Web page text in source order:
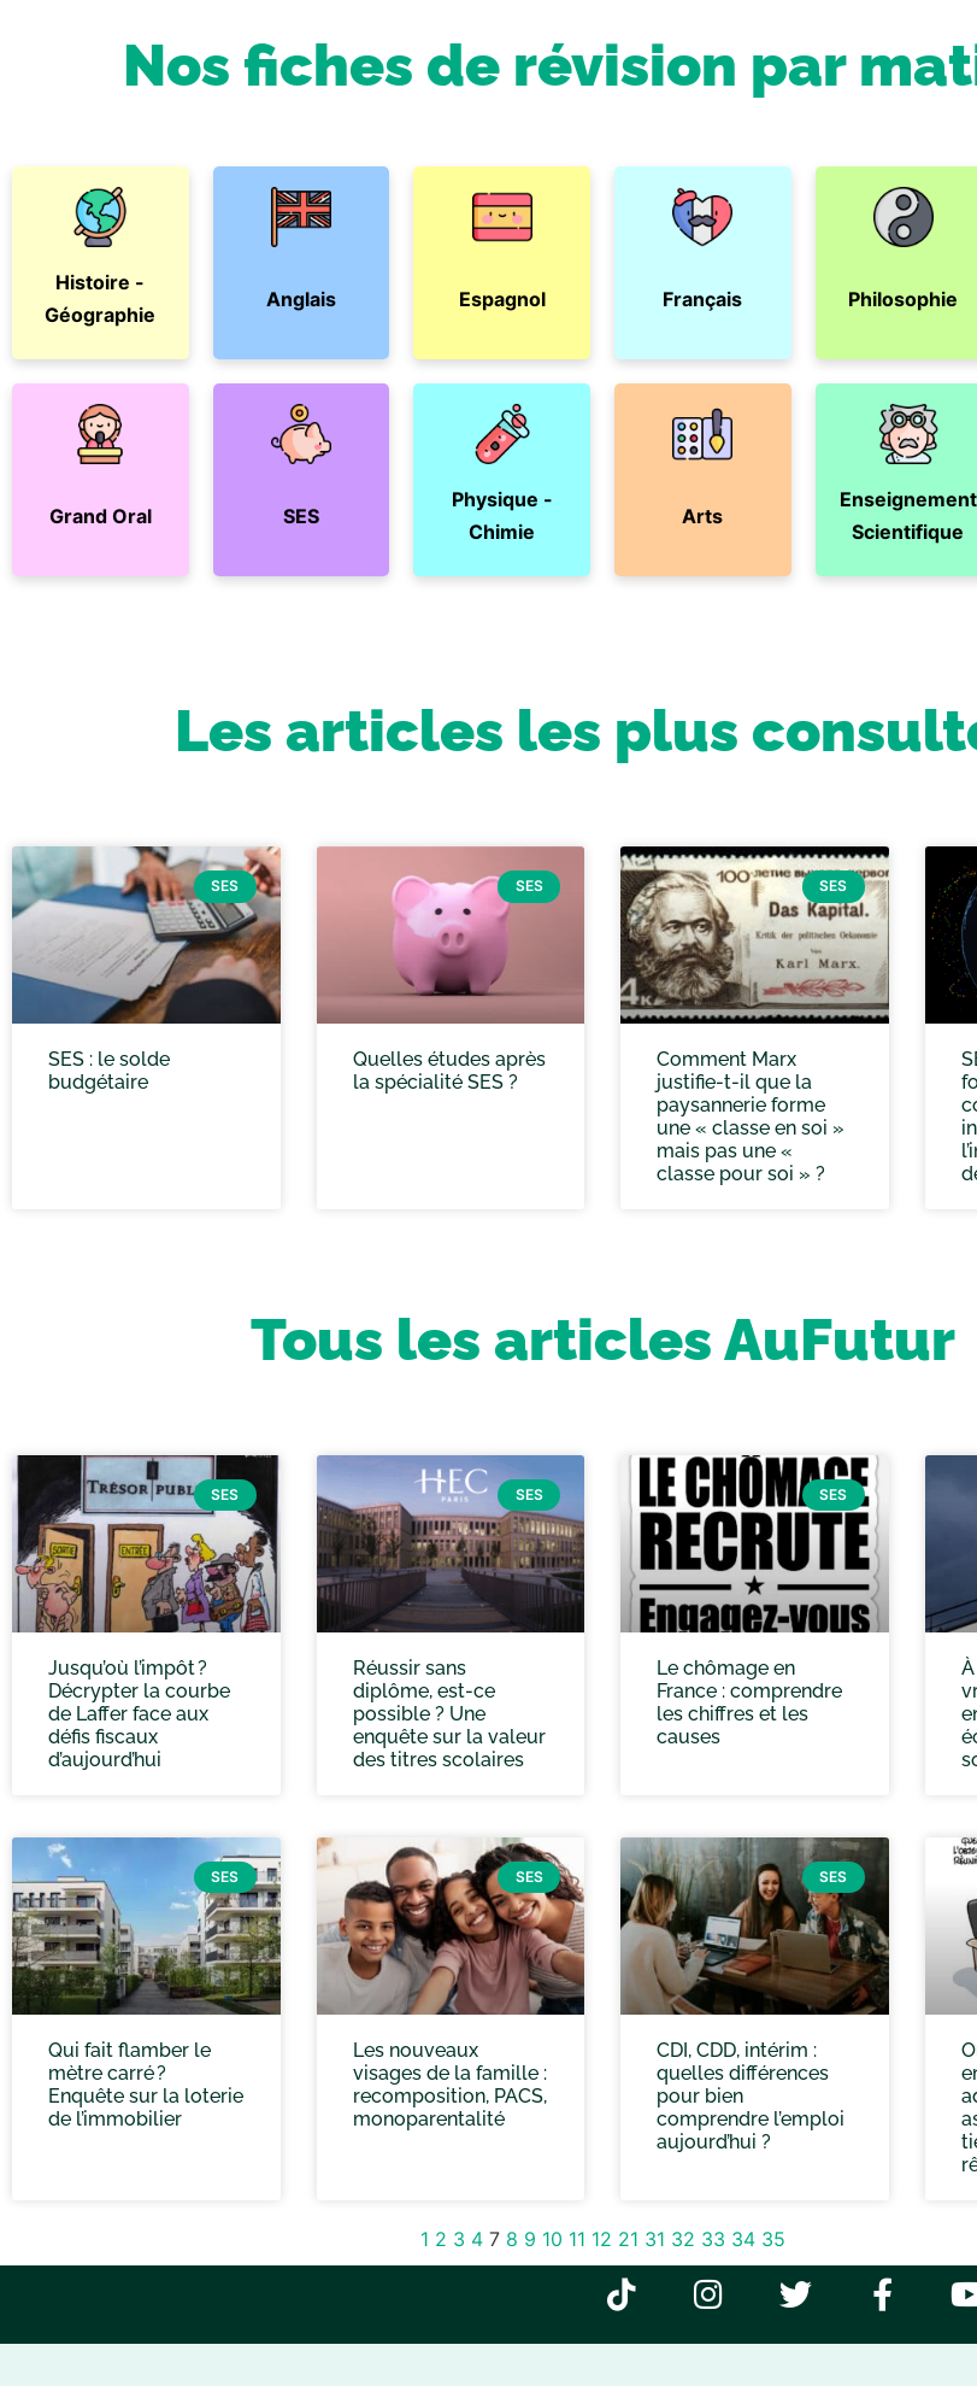
Nos fiches de révision par
Histoire -
Géographie
Anglais Espagnol Français Philosophie
Grand Oral SES
Physique -
Chimie
Arts
Enseignement
Scientifique
Les articles les plus
SES
SES : le solde
budgétaire
SES
Quelles études après
la spécialité SES ?
SES
Comment Marx
justifie-t-il que la
paysannerie forme
une « classe en soi »
mais pas une «
classe pour soi » ?
Tous les articles AuFutur
SES
Jusqu’où l’impôt ?
Décrypter la courbe
de Laffer face aux
défis fiscaux
d’aujourd’hui
SES
Réussir sans
diplôme, est-ce
possible ? Une
enquête sur la valeur
des titres scolaires
SES
Le chômage en
France : comprendre
les chiffres et les
causes
SES
Qui fait flamber le
mètre carré ?
Enquête sur la loterie
de l’immobilier
SES
Les nouveaux
visages de la famille :
recomposition, PACS,
monoparentalité
SES
CDI, CDD, intérim :
quelles différences
pour bien
comprendre l’emploi
aujourd’hui ?
1 2 3 4 7 8 9 10 11 12 21 31 32 33 34 35